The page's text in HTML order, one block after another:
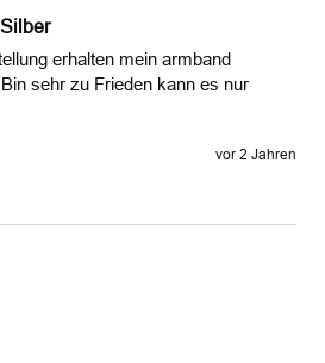
erhalten mein armband
sehr zu Frieden kann es nur
vor 2 Jahren